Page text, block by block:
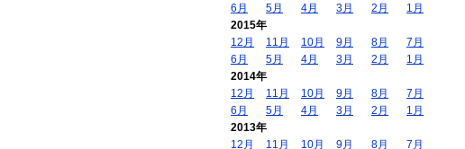
6月
5月 4月 3月 2月
1月
2015年
12月
11月 10月 9月 8月
7月
6月
5月 4月 3月 2月
1月
2014年
12月
11月 10月 9月 8月
7月
6月
5月 4月 3月 2月
1月
2013年
12月
11月 10月 9月 8月 7月